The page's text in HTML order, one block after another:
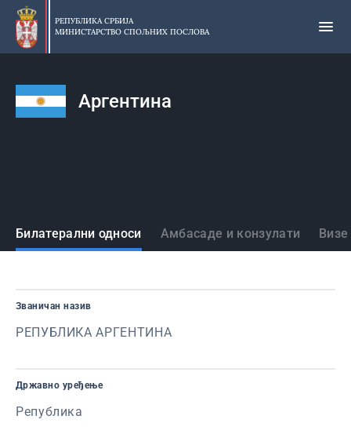
Прескочи
главни
део
РЕПУБЛИКА СРБИЈА
МИНИСТАРСТВО СПОЉНИХ ПОСЛОВА
Аргентина
Државе
Билатерални односи Амбасаде и конзулати
Званичан назив
РЕПУБЛИКА АРГЕНТИНА
Државно уређење
Република